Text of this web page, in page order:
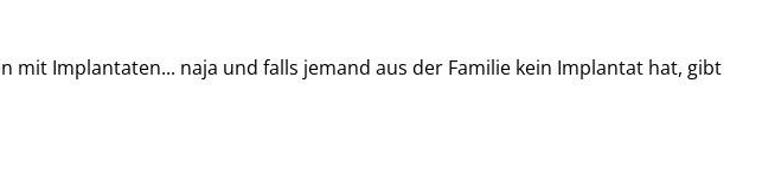
Implantaten... naja und falls jemand aus der Familie kein Implantat hat, gibt